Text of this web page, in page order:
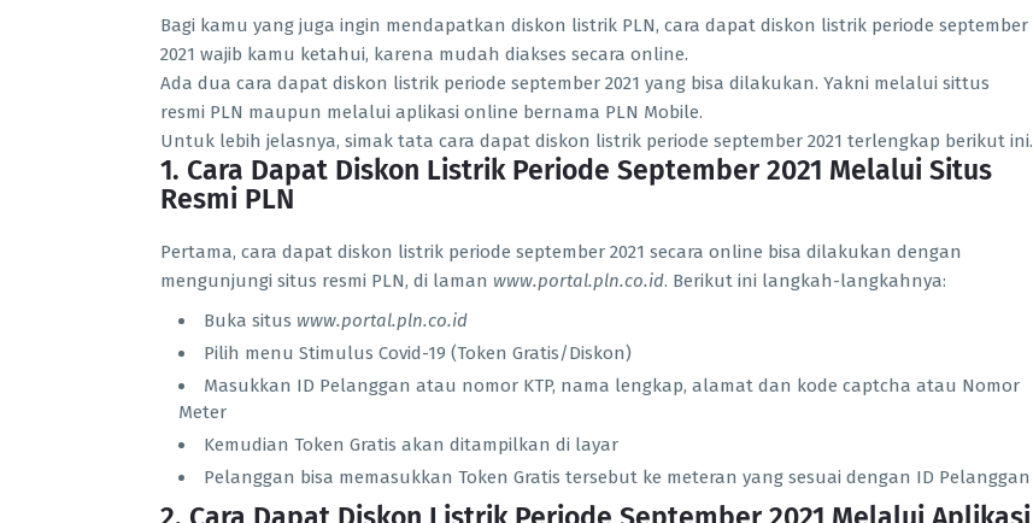
Bagi kamu yang juga ingin mendapatkan diskon listrik PLN, cara dapat diskon listrik periode september
2021 wajib kamu ketahui, karena mudah diakses secara online.
Ada dua cara dapat diskon listrik periode september 2021 yang bisa dilakukan. Yakni melalui sittus
resmi PLN maupun melalui aplikasi online bernama PLN Mobile.
Untuk lebih jelasnya, simak tata cara dapat diskon listrik periode september 2021 terlengkap berikut ini.
1. Cara Dapat Diskon Listrik Periode September 2021 Melalui Situs
Resmi PLN
Pertama, cara dapat diskon listrik periode september 2021 secara online bisa dilakukan dengan
mengunjungi situs resmi PLN, di laman www.portal.pln.co.id. Berikut ini langkah-langkahnya:
Buka situs www.portal.pln.co.id
Pilih menu Stimulus Covid-19 (Token Gratis/Diskon)
Masukkan ID Pelanggan atau nomor KTP, nama lengkap, alamat dan kode captcha atau Nomor
Meter
Kemudian Token Gratis akan ditampilkan di layar
Pelanggan bisa memasukkan Token Gratis tersebut ke meteran yang sesuai dengan ID Pelanggan